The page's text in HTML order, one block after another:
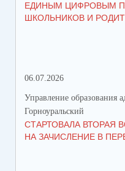
ЕДИНЫМ ЦИФРОВЫМ
ШКОЛЬНИКОВ И
06.07.2026
Управление образования
Горноуральский
СТАРТОВАЛА ВТОРАЯ
НА ЗАЧИСЛЕНИЕ В